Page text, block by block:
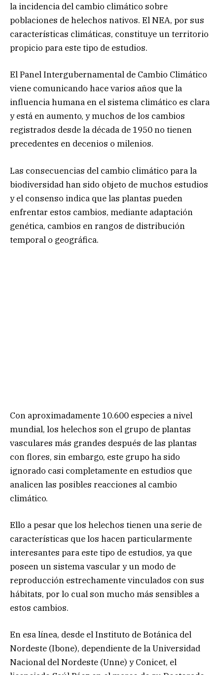
la incidencia del cambio climático sobre
poblaciones de helechos nativos. El NEA, por sus
características climáticas, constituye un territorio
propicio para este tipo de estudios.
El Panel Intergubernamental de Cambio Climático
viene comunicando hace varios años que la
influencia humana en el sistema climático es clara
y está en aumento, y muchos de los cambios
registrados desde la década de 1950 no tienen
precedentes en decenios o milenios.
Las consecuencias del cambio climático para la
biodiversidad han sido objeto de muchos estudios
y el consenso indica que las plantas pueden
enfrentar estos cambios, mediante adaptación
genética, cambios en rangos de distribución
temporal o geográfica.
Con aproximadamente 10.600 especies a nivel
mundial, los helechos son el grupo de plantas
vasculares más grandes después de las plantas
con flores, sin embargo, este grupo ha sido
ignorado casi completamente en estudios que
analicen las posibles reacciones al cambio
climático.
Ello a pesar que los helechos tienen una serie de
características que los hacen particularmente
interesantes para este tipo de estudios, ya que
poseen un sistema vascular y un modo de
reproducción estrechamente vinculados con sus
hábitats, por lo cual son mucho más sensibles a
estos cambios.
En esa línea, desde el Instituto de Botánica del
Nordeste (Ibone), dependiente de la Universidad
Nacional del Nordeste (Unne) y Conicet, el